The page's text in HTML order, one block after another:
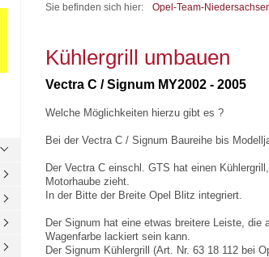
Sie befinden sich hier: Opel-Team-
Kühlergrill umbauen
Vectra C / Signum MY2002 - 2005
Welche Möglichkeiten hierzu gibt es ?
Bei der Vectra C / Signum Baureihe bis
Der Vectra C einschl. GTS hat einen
Motorhaube zieht.
In der Bitte der Breite Opel Blitz integriert.
Der Signum hat eine etwas breitere Leiste,
Wagenfarbe lackiert sein kann.
Der Signum Kühlergrill (Art. Nr. 63 18 112 bei